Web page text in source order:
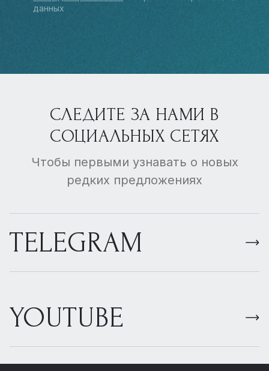
данных
СЛЕДИТЕ ЗА НАМИ В
СОЦИАЛЬНЫХ СЕТЯХ
Чтобы первыми узнавать о новых
редких предложениях
TELEGRAM
YOUTUBE